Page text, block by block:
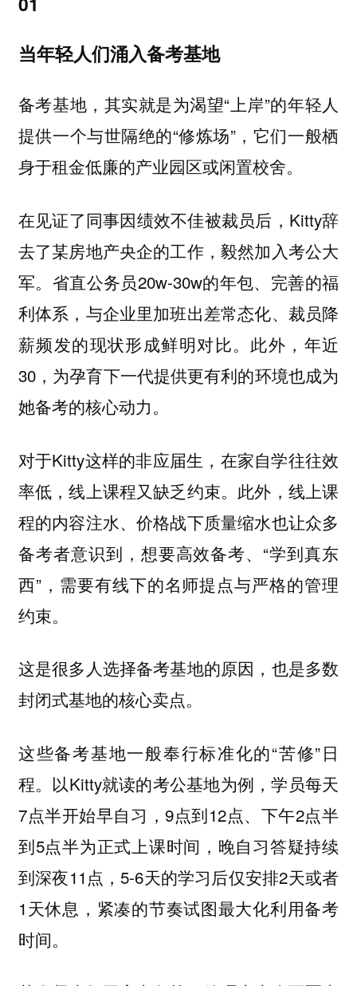
当年轻人们涌入备考基地
备考基地，其实就是为渴望“上岸”的年轻人
提供一个与世隔绝的“修炼场”，它们一般栖
身于租金低廉的产业园区或闲置校舍。
在见证了同事因绩效不佳被裁员后，Kitty辞
去了某房地产央企的工作，毅然加入考公大
军。省直公务员20w-30w的年包、完善的福
利体系，与企业里加班出差常态化、裁员降
薪频发的现状形成鲜明对比。此外，年近
30，为孕育下一代提供更有利的环境也成为
她备考的核心动力。
对于Kitty这样的非应届生，在家自学往往效
率低，线上课程又缺乏约束。此外，线上课
程的内容注水、价格战下质量缩水也让众多
备考者意识到，想要高效备考、“学到真东
西”，需要有线下的名师提点与严格的管理
约束。
这是很多人选择备考基地的原因，也是多数
封闭式基地的核心卖点。
这些备考基地一般奉行标准化的“苦修”日
程。以Kitty就读的考公基地为例，学员每天
7点半开始早自习，9点到12点、下午2点半
到5点半为正式上课时间，晚自习答疑持续
到深夜11点，5-6天的学习后仅安排2天或者
1天休息，紧凑的节奏试图最大化利用备考
时间。